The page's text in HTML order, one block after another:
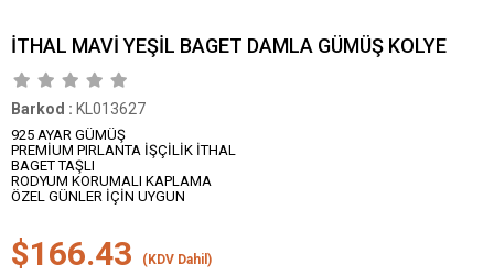
İTHAL MAVİ YEŞİL BAGET DAMLA GÜMÜŞ KOLYE
Barkod : KL013627
925 AYAR GÜMÜŞ
PREMİUM PIRLANTA İŞÇİLİK İTHAL
BAGET TAŞLI
RODYUM KORUMALI KAPLAMA
ÖZEL GÜNLER İÇİN UYGUN
$166.43 (KDV Dahil)